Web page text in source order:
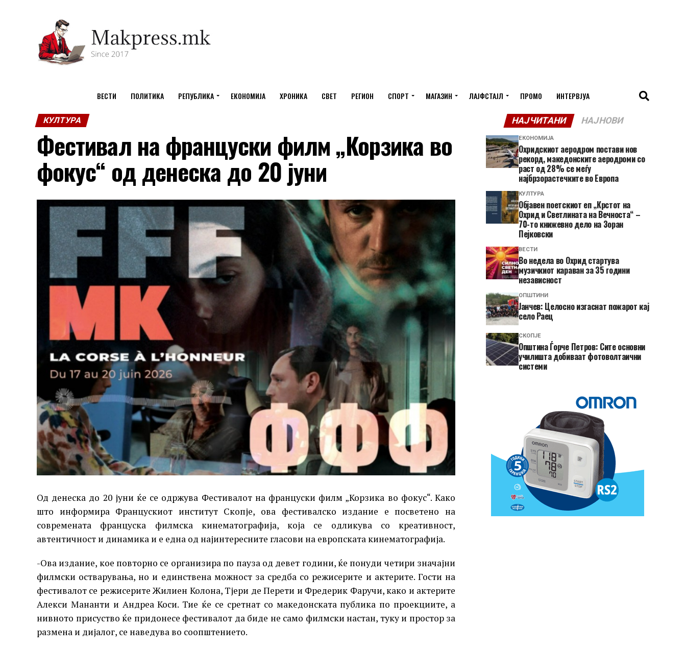
ВЕСТИ ПОЛИТИКА РЕПУБЛИКА ЕКОНОМИЈА ХРОНИКА СВЕТ РЕГИОН СПОРТ МАГАЗИН ЛАЈФСТАЈЛ ПРОМО ИНТЕРВЈУА
КУЛТУРА
Фестивал на француски филм „Корзика во
фокус“ од денеска до 20 јуни
Од денеска до 20 јуни ќе се одржува Фестивалот на француски филм „Корзика во фокус“. Како
што информира Францускиот институт Скопје, ова фестивалско издание е посветено на
современата француска филмска кинематографија, која се одликува со креативност,
автентичност и динамика и е една од најинтересните гласови на европската кинематографија.
-Ова издание, кое повторно се организира по пауза од девет години, ќе понуди четири значајни
филмски остварувања, но и единствена можност за средба со режисерите и актерите. Гости на
фестивалот се режисерите Жилиен Колона, Тјери де Перети и Фредерик Фаручи, како и актерите
Алекси Мананти и Андреа Коси. Тие ќе се сретнат со македонската публика по проекциите, а
нивното присуство ќе придонесе фестивалот да биде не само филмски настан, туку и простор за
размена и дијалог, се наведува во соопштението.
НАЈЧИТАНИ НАЈНОВИ
ЕКОНОМИЈА
Охридскиот аеродром постави нов
рекорд, македонските аеродроми со
раст од 28% се меѓу
најбрзорастечките во Европа
КУЛТУРА
Објавен поетскиот еп „Крстот на
Охрид и Светлината на Вечноста“ –
70-то книжевно дело на Зоран
Пејковски
ВЕСТИ
Во недела во Охрид стартува
музичкиот караван за 35 години
независност
ОПШТИНИ
Јанчев: Целосно изгаснат пожарот кај
село Раец
СКОПЈЕ
Општина Ѓорче Петров: Сите основни
училишта добиваат фотоволтаични
системи